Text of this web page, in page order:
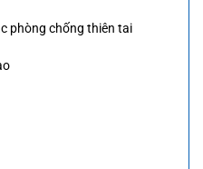
phòng chống thiên tai